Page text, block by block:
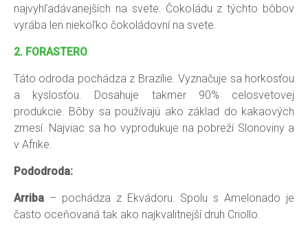
najvyhľadávanejších na svete. Čokoládu z týchto bôbov
vyrába len niekoľko čokoládovní na svete.
2. FORASTERO
Táto odroda pochádza z Brazílie. Vyznačuje sa horkosťou
a kyslosťou. Dosahuje takmer 90% celosvetovej
produkcie. Bôby sa používajú ako základ do kakaových
zmesí. Najviac sa ho vyprodukuje na pobreží Slonoviny a
v Afrike.
Pododroda:
Arriba – pochádza z Ekvádoru. Spolu s Amelonado je
často oceňovaná tak ako najkvalitnejší druh Criollo.